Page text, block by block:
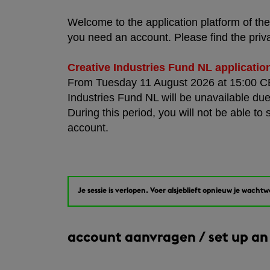
Welcome to the application platform of
you need an account. Please find the
Creative Industries Fund NL
From Tuesday 11 August 2026 at 15:00
Industries Fund NL will be unavailable
During this period, you will not be able to
account.
Je sessie is verlopen. Voer alsjeblieft opnieuw je
account aanvragen / set up